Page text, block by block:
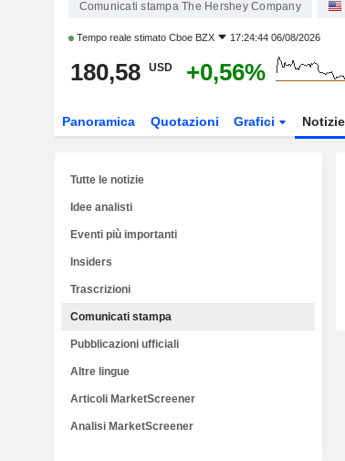
Comunicati stampa The Hershey Company
Tempo reale stimato Cboe BZX 17:24:44 06/08/2026
180,58 USD +0,56%
Panoramica Quotazioni Grafici Notizie
Tutte le notizie
Idee analisti
Eventi più importanti
Insiders
Trascrizioni
Comunicati stampa
Pubblicazioni ufficiali
Altre lingue
Articoli MarketScreener
Analisi MarketScreener